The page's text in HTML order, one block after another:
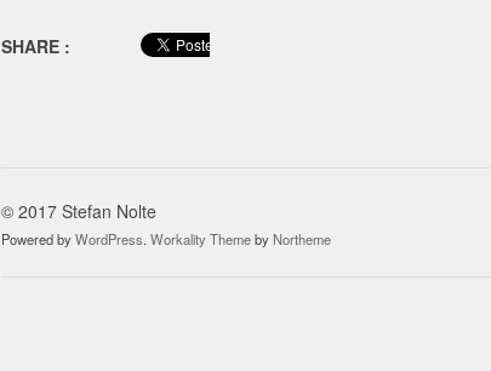
SHARE :
© 2017 Stefan Nolte
Powered byWordPress. Workality Themeby Northeme